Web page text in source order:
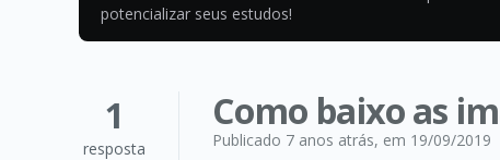
potencializar seus estudos!
1
resposta
Como baixo as
Publicado 7 anos atrás, em 19/09/2019